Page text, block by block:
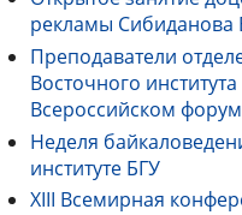
рекламы Сибиданова
Преподаватели
Восточного
Всероссийском
Неделя
институте БГУ
XIII Всемирная